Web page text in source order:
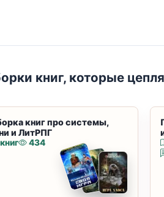
книг, которые
книг про системы,
и ЛитРПГ
434